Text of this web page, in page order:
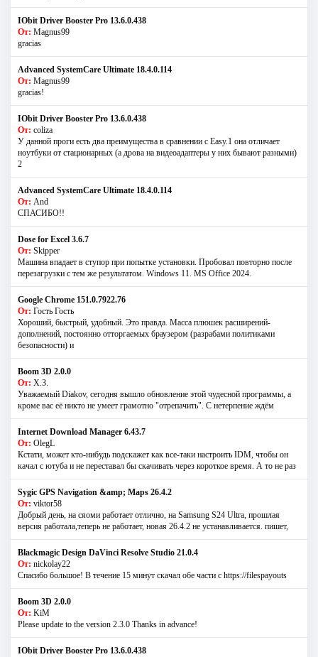
IObit Driver Booster Pro 13.6.0.438
От: Magnus99
gracias
Advanced SystemCare Ultimate 18.4.0.114
От: Magnus99
gracias!
IObit Driver Booster Pro 13.6.0.438
От: coliza
У данной проги есть два преимущества в сравнении с Easy.1 она отличает
ноутбуки от стационарных (а дрова на видеоадаптеры у них бывают разными)
2
Advanced SystemCare Ultimate 18.4.0.114
От: And
СПАСИБО!!
Dose for Excel 3.6.7
От: Skipper
Машина впадает в ступор при попытке установки. Пробовал повторно после
перезагрузки с тем же результатом. Windows 11. MS Offiсe 2024.
Google Chrome 151.0.7922.76
От: Гость Гость
Хороший, быстрый, удобный. Это правда. Масса плюшек расширений-
дополнений, постоянно отторгаемых браузером (разрабами политиками
безопасности) и
Boom 3D 2.0.0
От: Х.З.
Уважаемый Diakov, сегодня вышло обновление этой чудесной программы, а
кроме вас её никто не умеет грамотно "отрепачить". С нетерпение ждём
Internet Download Manager 6.43.7
От: OlegL
Кстати, может кто-нибудь подскажет как все-таки настроить IDM, чтобы он
качал с ютуба и не переставал бы скачивать через короткое время. А то не раз
Sygic GPS Navigation &amp; Maps 26.4.2
От: viktor58
Добрый день, на сяоми работает отлично, на Samsung S24 Ultra, прошлая
версия работала,теперь не работает, новая 26.4.2 не устанавливается. пишет,
Blackmagic Design DaVinci Resolve Studio 21.0.4
От: nickolay22
Спасибо большое! В течение 15 минут скачал обе части с https://filespayouts
Boom 3D 2.0.0
От: KiM
Please update to the version 2.3.0 Thanks in advance!
IObit Driver Booster Pro 13.6.0.438